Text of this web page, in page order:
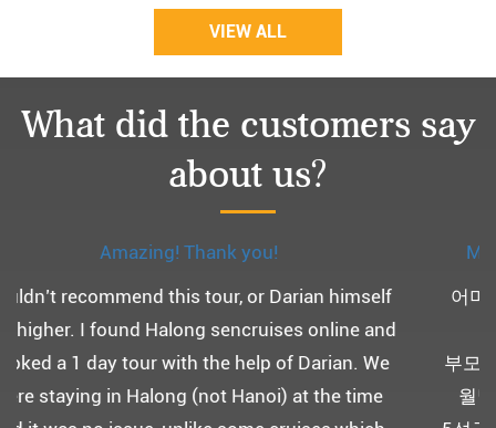
VIEW ALL
What did the customers say
about us?
Monchery cruis, 즐거웠던 어머니 환갑여행~
어머니 환갑여행을 기념하여 하롱베이, 몽쉐리 크
루즈 여행을 다녀왔어요. ^^
부모님을 모시고 가는 여행인만큼 비교적 선선한 2
월말에 Darian Culbert를 통해서 다녀왔습니다.